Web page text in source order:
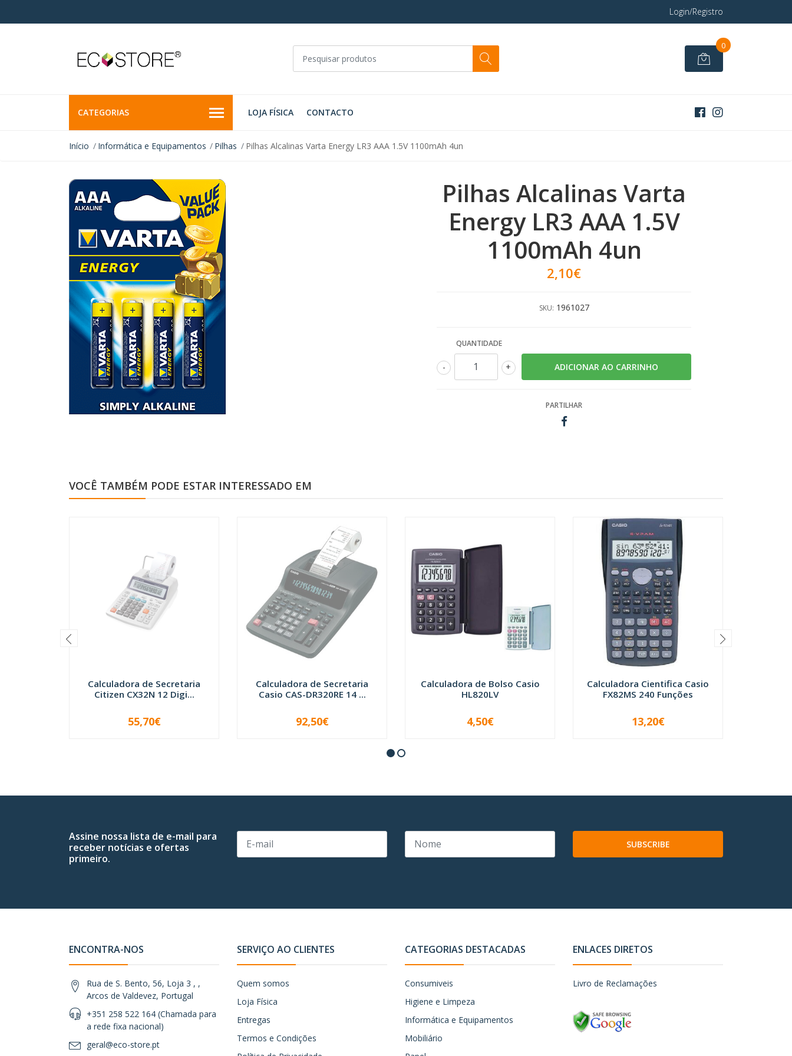
Login/Registro
0
CATEGORIAS LOJA FÍSICA CONTACTO
Início Informática e Equipamentos Pilhas Pilhas Alcalinas Varta Energy LR3 AAA 1.5V 1100mAh 4un
Pilhas Alcalinas Varta
Energy LR3 AAA 1.5V
1100mAh 4un
2,10€
SKU: 1961027
QUANTIDADE
+
-
PARTILHAR
VOCÊ TAMBÉM PODE ESTAR INTERESSADO EM
Calculadora de Secretaria
Citizen CX32N 12 Digi...
INDISPONÍVEL
55,70€
Calculadora de Secretaria
Casio CAS-DR320RE 14 ...
INDISPONÍVEL
92,50€
Calculadora de Bolso Casio
HL820LV
+
4,50€
Calculadora Cientifica Casio
FX82MS 240 Funções
+
13,20€
Assine nossa lista de e-mail para
receber notícias e ofertas
primeiro.
SUBSCRIBE
ENCONTRA-NOS
Rua de S. Bento, 56, Loja 3 , ,
Arcos de Valdevez, Portugal
+351 258 522 164 (Chamada para
a rede fixa nacional)
geral@eco-store.pt
SERVIÇO AO CLIENTES
Quem somos
Loja Física
Entregas
Termos e Condições
CATEGORIAS DESTACADAS
Consumiveis
Higiene e Limpeza
Informática e Equipamentos
Mobiliário
ENLACES DIRETOS
Livro de Reclamações